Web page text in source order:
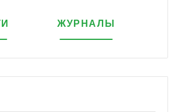
ЖУРНАЛЫ